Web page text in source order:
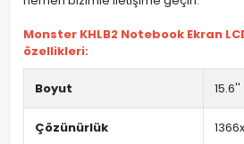
Monster KHLB2 Notebook Ekran
özellikleri:
Boyut 15.6''
Çözünürlük